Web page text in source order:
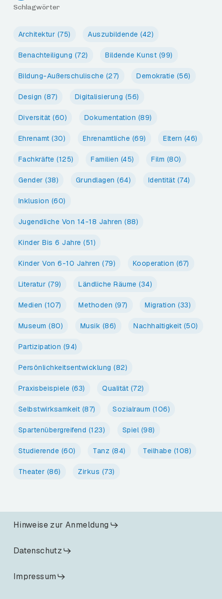
Schlagwörter
Architektur (75) Auszubildende (42)
Benachteiligung (72) Bildende Kunst (99)
Bildung-Außerschulische (27) Demokratie (56)
Design (87) Digitalisierung (56)
Diversität (60) Dokumentation (89)
Ehrenamt (30) Ehrenamtliche (69) Eltern (46)
Fachkräfte (125) Familien (45) Film (80)
Gender (38) Grundlagen (64) Identität (74)
Inklusion (60)
Jugendliche Von 14-18 Jahren (88)
Kinder Bis 6 Jahre (51)
Kinder Von 6-10 Jahren (79) Kooperation (67)
Literatur (79) Ländliche Räume (34)
Medien (107) Methoden (97) Migration (33)
Museum (80) Musik (86) Nachhaltigkeit (50)
Partizipation (94)
Persönlichkeitsentwicklung (82)
Praxisbeispiele (63) Qualität (72)
Selbstwirksamkeit (87) Sozialraum (106)
Spartenübergreifend (123) Spiel(98)
Studierende (60) Tanz (84) Teilhabe (108)
Theater (86) Zirkus (73)
Hinweise zur Anmeldung
Datenschutz
Impressum